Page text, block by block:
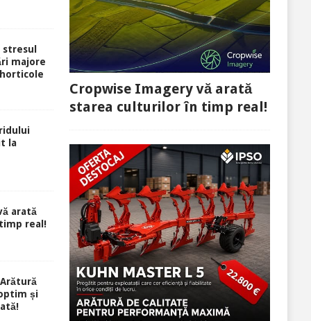
majore
la
arată
real!
Arătură
și
Cropwise Imagery vă arată
starea culturilor în timp real!